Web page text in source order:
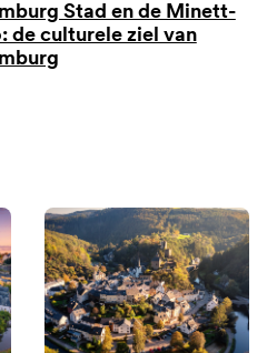
Stad en de Minett-
de culturele ziel van